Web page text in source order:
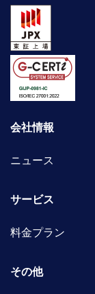
会社情報
ニュース
サービス
料金プラン
その他